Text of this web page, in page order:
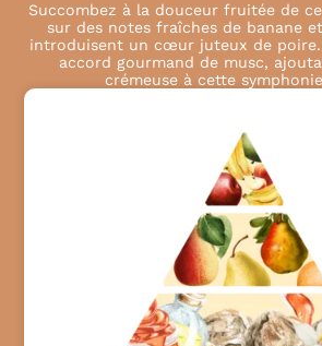
Succombez à la douceur fruitée de
sur des notes fraîches de banane
introduisent un cœur juteux de poire.
accord gourmand de musc,
crémeuse à cette